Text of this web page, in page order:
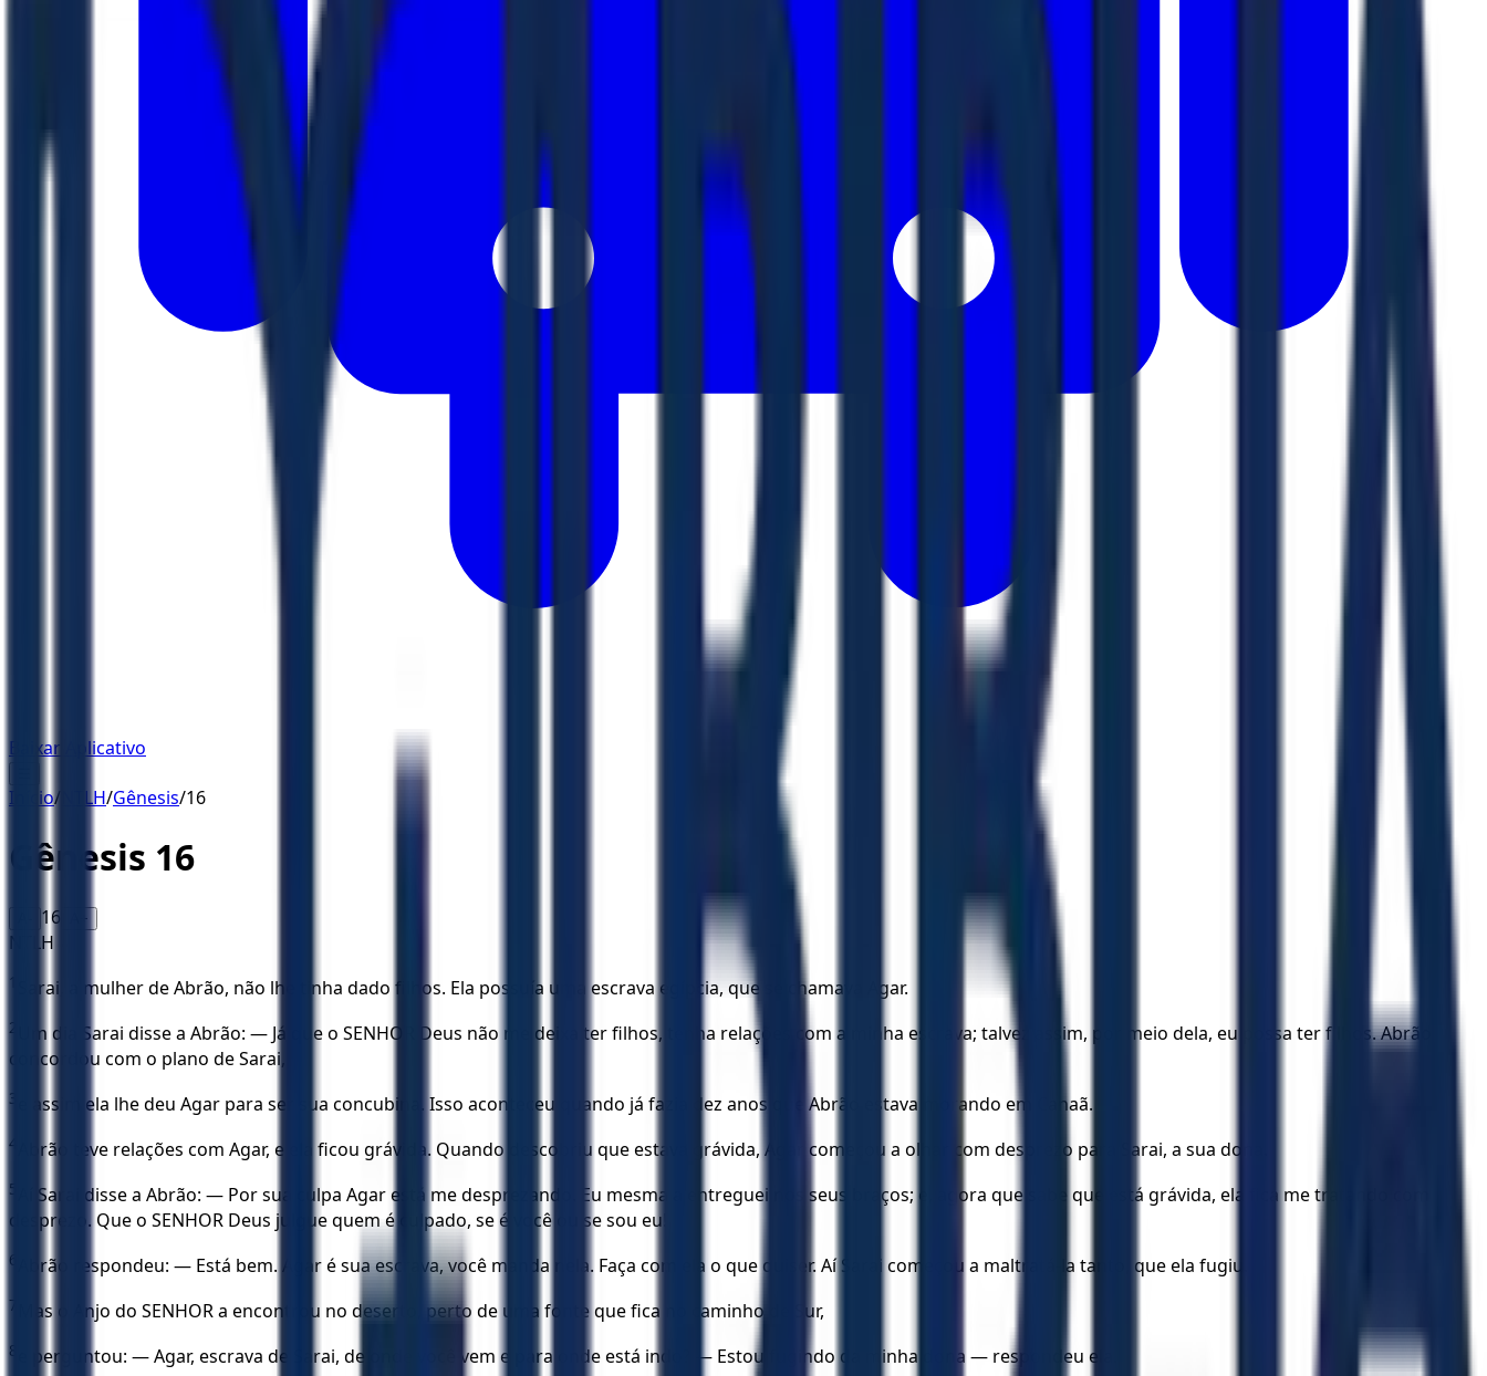
Baixar Aplicativo
Início/ NTLH/Gênesis/16
Gênesis 16
16 A+
NTLH
1 Sarai, a mulher de Abrão, não lhe tinha dado filhos. Ela possuía uma escrava egípcia, que se chamava Agar.
2
Um dia Sarai disse a Abrão: — Já que o SENHOR Deus não me deixa ter filhos, tenha relações com a minha escrava; talvez assim, por meio dela, eu possa ter filhos. Abrão
concordou com o plano de Sarai,
3 e assim ela lhe deu Agar para ser sua concubina. Isso aconteceu quando já fazia dez anos que Abrão estava morando em Canaã.
4 Abrão teve relações com Agar, e ela ficou grávida. Quando descobriu que estava grávida, Agar começou a olhar com desprezo para Sarai, a sua dona.
5
Aí Sarai disse a Abrão: — Por sua culpa Agar está me desprezando. Eu mesma a entreguei nos seus braços; e, agora que sabe que está grávida, ela fica me tratando com
desprezo. Que o SENHOR Deus julgue quem é culpado, se é você ou se sou eu!
6 Abrão respondeu: — Está bem. Agar é sua escrava, você manda nela. Faça com ela o que quiser. Aí Sarai começou a maltratá-la tanto, que ela fugiu.
7 Mas o Anjo do SENHOR a encontrou no deserto, perto de uma fonte que fica no caminho de Sur,
8 e perguntou: — Agar, escrava de Sarai, de onde você vem e para onde está indo? — Estou fugindo da minha dona — respondeu ela.